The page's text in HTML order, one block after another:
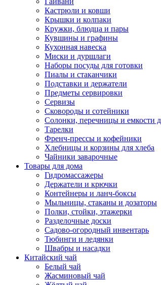
Кастрюли и ковши
Крышки и колпаки
Кружки, блюдца и пары
Кувшины и графины
Кухонная навеска
Миски и дуршлаги
Наборы посуды для готовки
Пиалы и стаканчики
Подставки и держатели
Предметы сервировки
Сервизы
Сковороды и сотейники
Солонки, перечницы и емкости
Тарелки
Френч-прессы и кофейники
Хлебницы и корзины для хлеба
Чайники заварочные
Товары для дома
Гидромассажеры
Держатели и крючки
Контейнеры и ланч-боксы
Мыльницы, стаканы и дозаторы
Полки, стойки, этажерки
Разделочные доски
Садово-огородный инвентарь
Тюбинги и ледянки
Швабры и насадки
Китайский чай
Белый чай
Жасминовый чай